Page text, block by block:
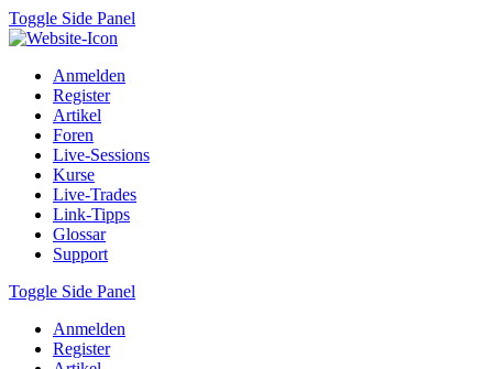
Toggle Side Panel
Anmelden
Register
Artikel
Foren
Live-Sessions
Kurse
Live-Trades
Link-Tipps
Glossar
Support
Toggle Side Panel
Anmelden
Register